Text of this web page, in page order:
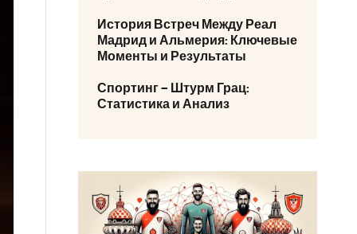
История Встреч Между Реал
Мадрид и Альмерия: Ключевые
Моменты и Результаты
Спортинг – Штурм Грац:
Статистика и Анализ